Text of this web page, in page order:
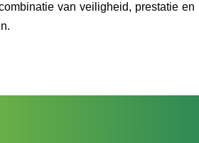
van veiligheid, prestatie en